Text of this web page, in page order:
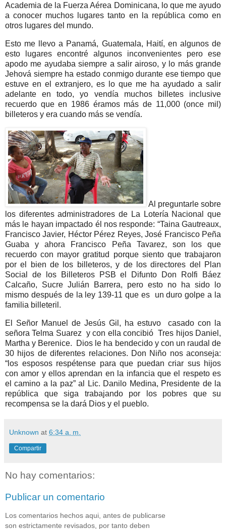
Academia de la Fuerza Aérea Dominicana, lo que me ayudo
a conocer muchos lugares tanto en la república como en
otros lugares del mundo.
Esto me llevo a Panamá, Guatemala, Haití, en algunos de
esto lugares encontré algunos inconvenientes pero ese
apodo me ayudaba siempre a salir airoso, y lo más grande
Jehová siempre ha estado conmigo durante ese tiempo que
estuve en el extranjero, es lo que me ha ayudado a salir
adelante en todo, yo vendía muchos billetes inclusive
recuerdo que en 1986 éramos más de 11,000 (once mil)
billeteros y era cuando más se vendía.
Al preguntarle sobre
los diferentes administradores de La Lotería Nacional que
más le hayan impactado él nos responde: “Taina Gautreaux,
Francisco Javier, Héctor Pérez Reyes, José Francisco Peña
Guaba y ahora Francisco Peña Tavarez, son los que
recuerdo con mayor gratitud porque siento que trabajaron
por el bien de los billeteros, y de los directores del Plan
Social de los Billeteros PSB el Difunto Don Rolfi Báez
Calcaño, Sucre Julián Barrera, pero esto no ha sido lo
mismo después de la ley 139-11 que es un duro golpe a la
familia billeteril.
El Señor Manuel de Jesús Gil, ha estuvo casado con la
señora Telma Suarez y con ella concibió Tres hijos Daniel,
Martha y Berenice. Dios le ha bendecido y con un raudal de
30 hijos de diferentes relaciones. Don Niño nos aconseja:
“los esposos respétense para que puedan criar sus hijos
con amor y ellos aprendan en la infancia que el respeto es
el camino a la paz” al Lic. Danilo Medina, Presidente de la
república que siga trabajando por los pobres que su
recompensa se la dará Dios y el pueblo.
Unknown at 6:34 a. m.
Compartir
No hay comentarios:
Publicar un comentario
Los comentarios hechos aqui, antes de publicarse
son estrictamente revisados, por tanto deben